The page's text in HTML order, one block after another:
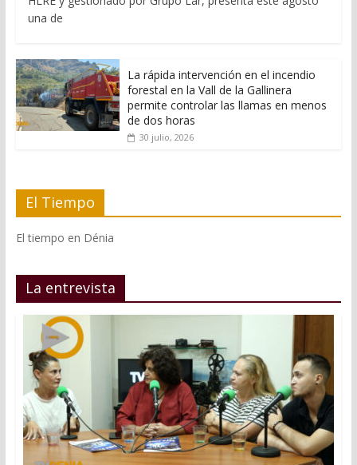
una de
La rápida intervención en el incendio
forestal en la Vall de la Gallinera
permite controlar las llamas en menos
de dos horas
30 julio, 2026
El Tiempo
El tiempo en Dénia
La entrevista